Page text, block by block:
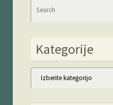
Kategorije
Kategorije